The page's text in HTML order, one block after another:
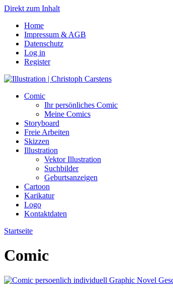
Direkt zum Inhalt
Home
Impressum & AGB
Datenschutz
Log in
Register
Comic
Ihr persönliches Comic
Meine Comics
Storyboard
Freie Arbeiten
Skizzen
Illustration
Vektor Illustration
Suchbilder
Geburtsanzeigen
Cartoon
Karikatur
Logo
Kontaktdaten
Startseite
Comic